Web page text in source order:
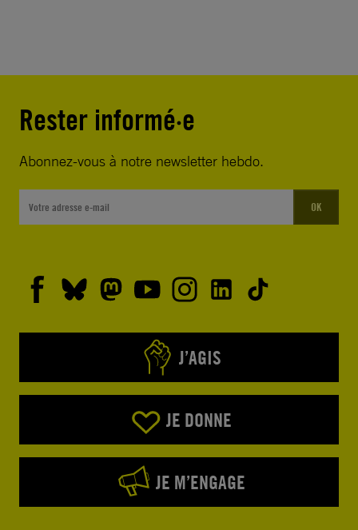
Rester informé·e
Abonnez-vous à notre newsletter hebdo.
OK
J’AGIS
JE DONNE
JE M’ENGAGE